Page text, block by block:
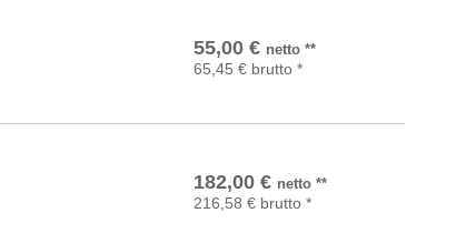
55,00 € netto**
65,45 € brutto *
In den Warenkorb
182,00 € netto**
216,58 € brutto *
In den Warenkorb